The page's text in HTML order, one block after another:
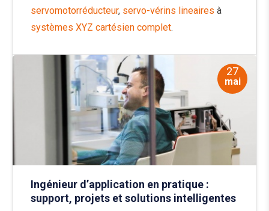
servomotorréducteur, servo-vérins lineaires à
systèmes XYZ cartésien complet.
27
mai
Ingénieur d’application en pratique :
support, projets et solutions intelligentes